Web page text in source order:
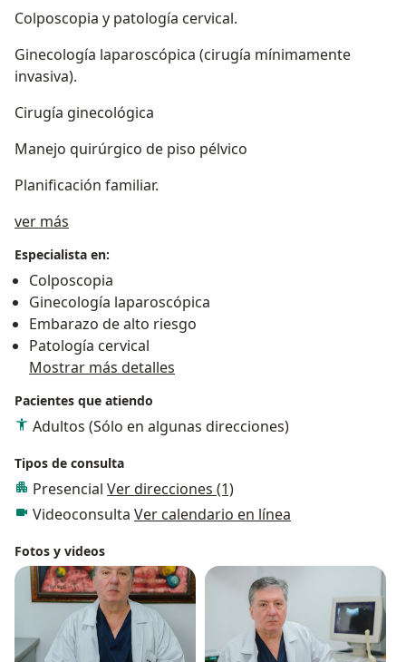
Colposcopia y patología cervical.
Ginecología laparoscópica (cirugía mínimamente
invasiva).
Cirugía ginecológica
Manejo quirúrgico de piso pélvico
Planificación familiar.
ver más
Especialista en:
Colposcopia
Ginecología laparoscópica
Embarazo de alto riesgo
Patología cervical
Mostrar más detalles
Pacientes que atiendo
Adultos (Sólo en algunas direcciones)
Tipos de consulta
Presencial Ver direcciones (1)
Videoconsulta Ver calendario en línea
Fotos y videos